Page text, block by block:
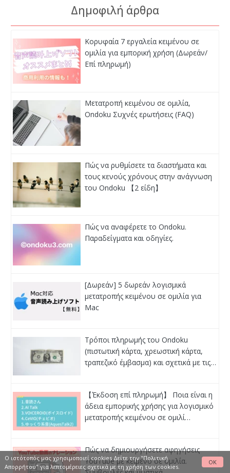
Δημοφιλή άρθρα
Κορυφαία 7 εργαλεία κειμένου σε
ομιλία για εμπορική χρήση (Δωρεάν/
Επί πληρωμή)
Μετατροπή κειμένου σε ομιλία,
Ondoku Συχνές ερωτήσεις (FAQ)
Πώς να ρυθμίσετε τα διαστήματα και
τους κενούς χρόνους στην ανάγνωση
του Ondoku 【2 είδη】
Πώς να αναφέρετε το Ondoku.
Παραδείγματα και οδηγίες.
[Δωρεάν] 5 δωρεάν λογισμικά
μετατροπής κειμένου σε ομιλία για
Mac
Τρόποι πληρωμής του Ondoku
(πιστωτική κάρτα, χρεωστική κάρτα,
τραπεζικό έμβασμα) και σχετικά με τις…
【Έκδοση επί πληρωμή】 Ποια είναι η
άδεια εμπορικής χρήσης για λογισμικό
μετατροπής κειμένου σε ομιλί…
Πώς να δημιουργήσετε αφηγήσεις
YouTube με κείμενο σε ομιλία.
Ο ιστότοπός μας χρησιμοποιεί cookies Δείτε την "Πολιτική
Απορρήτου" για λεπτομέρειες σχετικά με τη χρήση των cookies.
OK